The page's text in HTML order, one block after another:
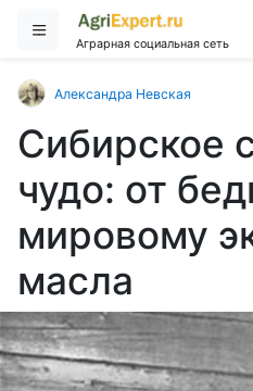
Аграрная социальная сеть
Александра Невская
Сибирское
чудо: от
мировому
масла